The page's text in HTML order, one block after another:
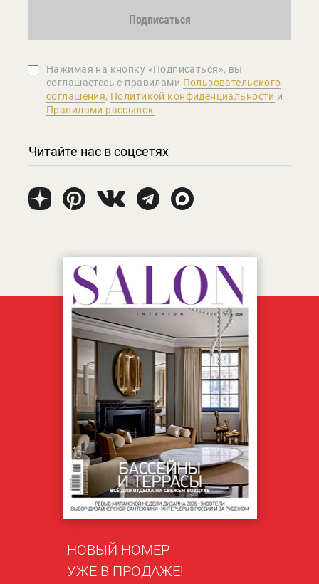
Подписаться
Нажимая на кнопку «Подписаться», вы
соглашаетеcь с правилами Пользовательского
соглашения, Политикой конфиденциальности и
Правилами рассылок
Читайте нас в соцсетях
НОВЫЙ НОМЕР
УЖЕ В ПРОДАЖЕ!